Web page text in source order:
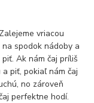
vriacou
spodok nádoby a
Ak nám čaj príliš
piť, pokiaľ nám čaj
no zároveň
perfektne hodí.